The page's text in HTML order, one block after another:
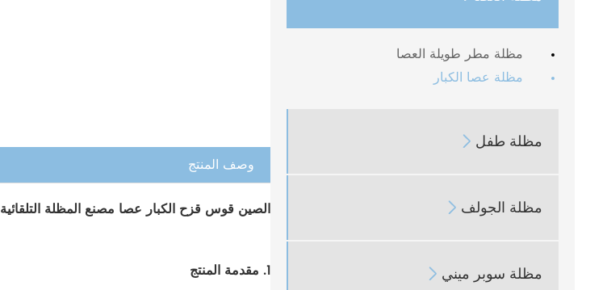
مظلة مطر طويلة العصا
مظلة عصا الكبار
مظلة طفل 
مظلة الجولف 
مظلة سوبر ميني 
وصف المنتج
الصين قوس قزح الكبار عصا مصنع المظلة التلقائية
1. مقدمة المنتج